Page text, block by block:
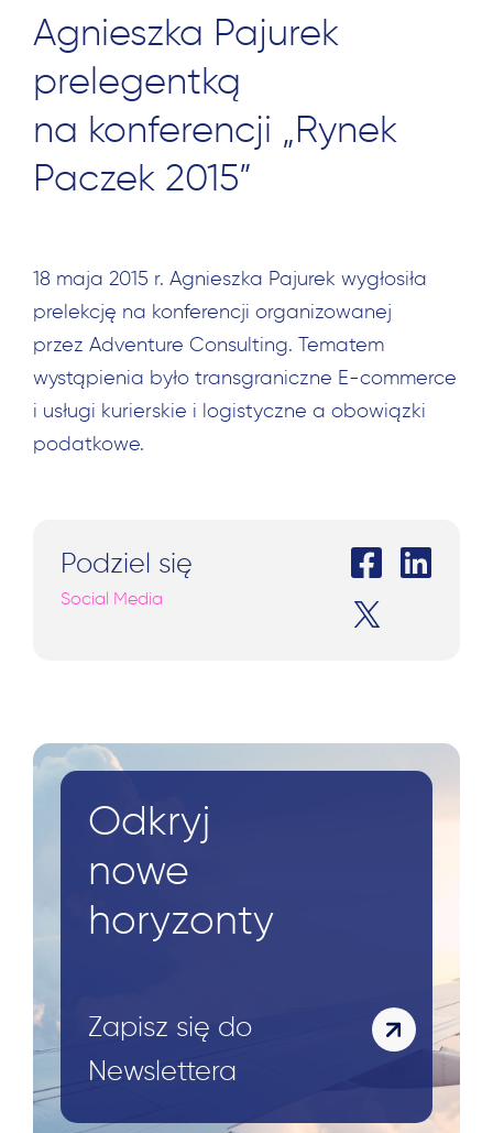
Agnieszka Pajurek
prelegentką
na konferencji „Rynek
Paczek 2015”
18 maja 2015 r. Agnieszka Pajurek wygłosiła
prelekcję na konferencji organizowanej
przez Adventure Consulting. Tematem
wystąpienia było transgraniczne E-commerce
i usługi kurierskie i logistyczne a obowiązki
podatkowe.
Podziel się
Social Media
Odkryj
nowe
horyzonty
Zapisz się do
Newslettera